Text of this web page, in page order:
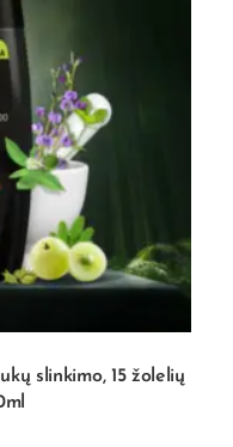
slinkimo, 15 žolelių